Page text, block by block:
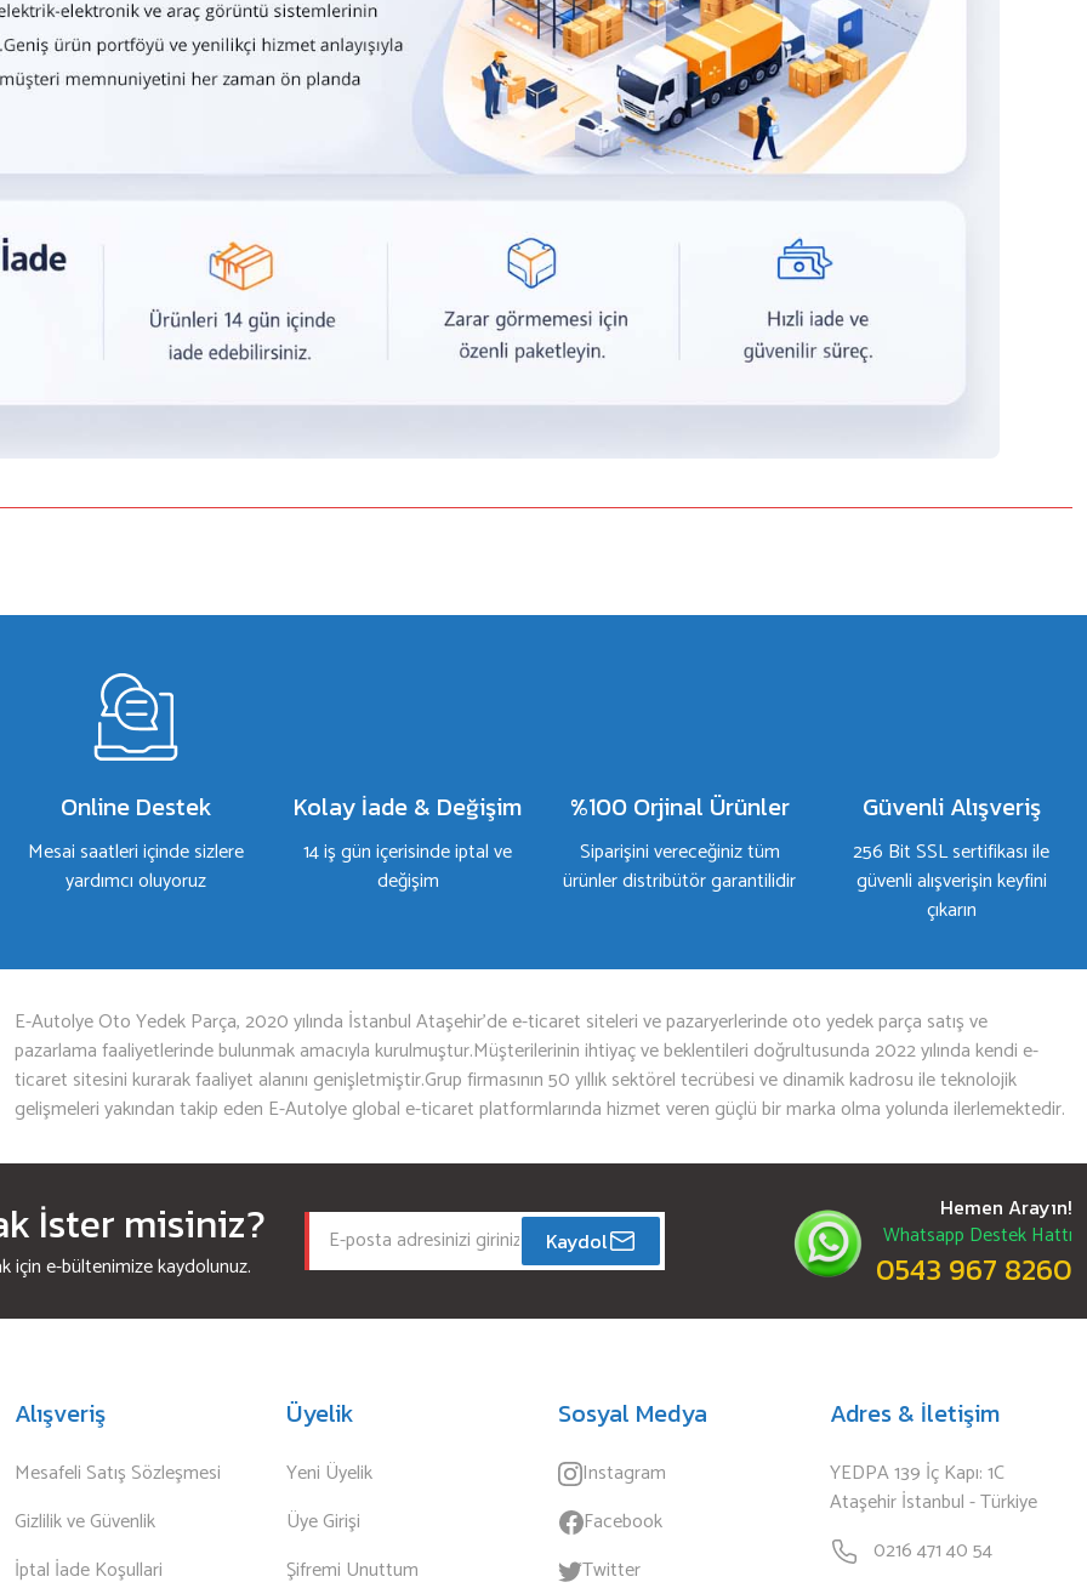
Bu ürüne ilk yorumu siz yapın!
Online Destek
Mesai saatleri içinde sizlere
yardımcı oluyoruz
Kolay İade & Değişim
14 iş gün içerisinde iptal ve
değişim
%100 Orjinal Ürünler
Siparişini vereceğiniz tüm
ürünler distribütör garantilidir
Güvenli Alışveriş
256 Bit SSL sertifikası ile
güvenli alışverişin keyfini
çıkarın
E-Autolye Oto Yedek Parça, 2020 yılında İstanbul Ataşehir’de e-ticaret siteleri ve pazaryerlerinde oto yedek parça satış ve
pazarlama faaliyetlerinde bulunmak amacıyla kurulmuştur.Müşterilerinin ihtiyaç ve beklentileri doğrultusunda 2022 yılında kendi e-
ticaret sitesini kurarak faaliyet alanını genişletmiştir.Grup firmasının 50 yıllık sektörel tecrübesi ve dinamik kadrosu ile teknolojik
gelişmeleri yakından takip eden E-Autolye global e-ticaret platformlarında hizmet veren güçlü bir marka olma yolunda ilerlemektedir.
İster misiniz?
için e-bültenimize kaydolunuz.
Kaydol
Hemen Arayın!
Whatsapp Destek Hattı
0543 967 8260
Alışveriş
Mesafeli Satış Sözleşmesi
Gizlilik ve Güvenlik
İptal İade Koşullari
Üyelik
Yeni Üyelik
Üye Girişi
Şifremi Unuttum
Sosyal Medya
Instagram
Facebook
Twitter
Adres & İletişim
YEDPA 139 İç Kapı: 1C
Ataşehir İstanbul - Türkiye
0216 471 40 54